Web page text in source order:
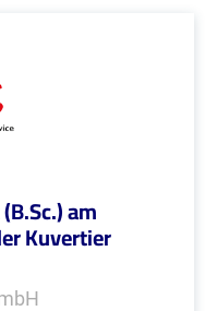
am
Kuvertier